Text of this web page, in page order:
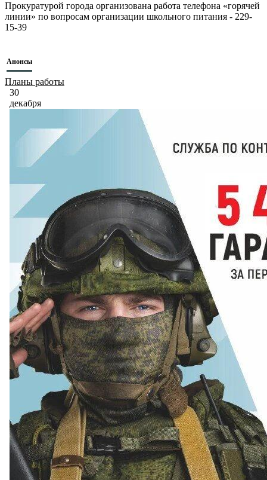
Прокуратурой города организована работа телефона «горячей
линии» по вопросам организации школьного питания - 229-
15-39
Анонсы
Планы работы
30
декабря